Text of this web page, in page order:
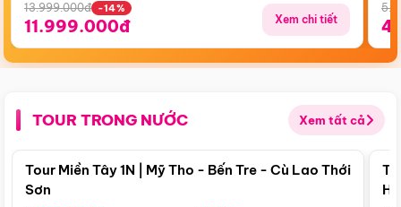
13.999.000đ -14%
11.999.000đ Xem chi tiết
TOUR TRONG NƯỚC Xem tất cả
Điểm nổi bật
Tour Miền Tây 1N | Mỹ Tho - Bến Tre - Cù Lao Thới
Sơn